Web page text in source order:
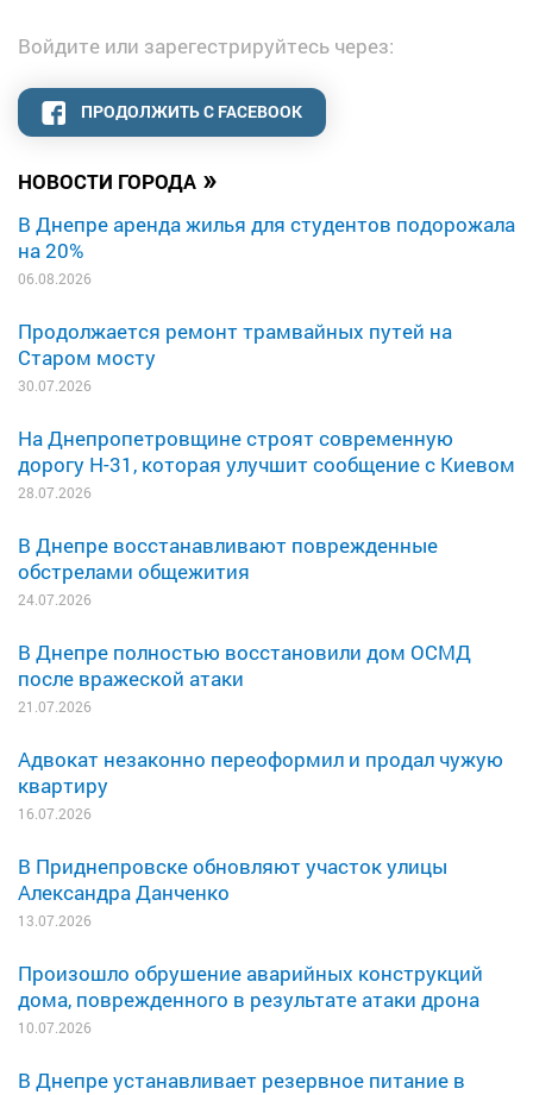
НОВОСТИ ГОРОДА »
В Днепре аренда жилья для студентов подорожала
на 20%
06.08.2026
Продолжается ремонт трамвайных путей на
Старом мосту
30.07.2026
На Днепропетровщине строят современную
дорогу Н-31, которая улучшит сообщение с Киевом
28.07.2026
В Днепре восстанавливают поврежденные
обстрелами общежития
24.07.2026
В Днепре полностью восстановили дом ОСМД
после вражеской атаки
21.07.2026
Адвокат незаконно переоформил и продал чужую
квартиру
16.07.2026
В Приднепровске обновляют участок улицы
Александра Данченко
13.07.2026
Произошло обрушение аварийных конструкций
дома, поврежденного в результате атаки дрона
10.07.2026
В Днепре устанавливает резервное питание в
Войдите или зарегестрируйтесь через:
ПРОДОЛЖИТЬ С FACEBOOK